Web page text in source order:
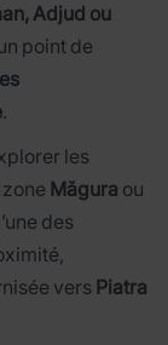
Adjud ou
point de
.
les
Măgura ou
des
vers Piatra